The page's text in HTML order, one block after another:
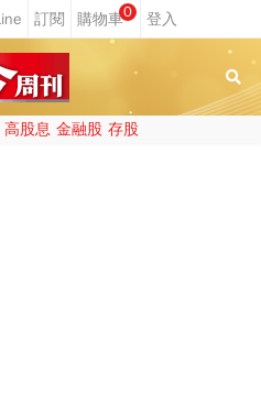
0
高股息 金融股 存股